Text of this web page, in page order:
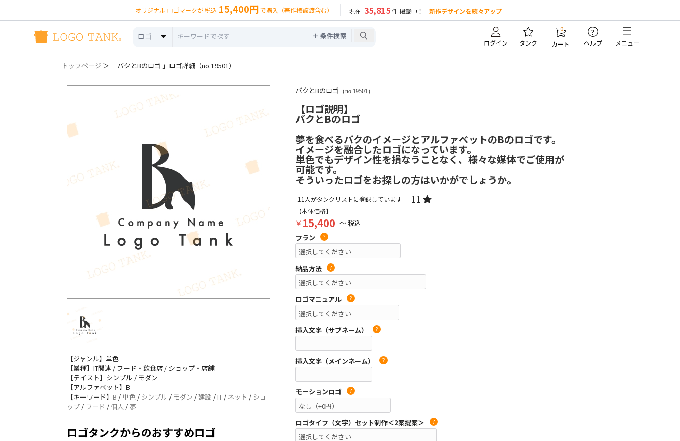
オリジナル ロゴマークが 税込 15,400円 で購入（著作権譲渡含む） 現在 35,815件 掲載中！ 新作デザインを続々アップ
ロゴ ＋ 条件検索
ログイン タンク
0
カート
?
ヘルプ メニュー
トップページ ＞ 「バクとBのロゴ 」ロゴ詳細（no.19501）
【ジャンル】単色
【業種】IT関連 / フード・飲食店 / ショップ・店舗
【テイスト】シンプル / モダン
【アルファベット】B
【キーワード】 B /単色 / シンプル / モダン /建設 /IT / ネット / ショ
ップ / フード /個人 / 夢
ロゴタンクからのおすすめロゴ
バクとBのロゴ （no.19501）
【ロゴ説明】
バクとBのロゴ
夢を食べるバクのイメージとアルファベットのBのロゴです。
イメージを融合したロゴになっています。
単色でもデザイン性を損なうことなく、様々な媒体でご使用が
可能です。
そういったロゴをお探しの方はいかがでしょうか。
11 人がタンクリストに登録しています 11
【本体価格】
￥ 15,400 ～ 税込
プラン
?
納品方法 ?
ロゴマニュアル ?
挿入文字（サブネーム） ?
挿入文字（メインネーム） ?
モーションロゴ ?
ロゴタイプ（文字）セット制作＜2案提案＞ ?